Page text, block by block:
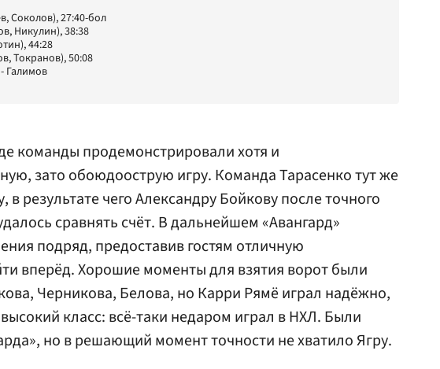
Соколов), 27:40-бол
Никулин), 38:38
44:28
Токранов), 50:08
Галимов
команды продемонстрировали хотя и
зато обоюдоострую игру. Команда Тарасенко тут же
в результате чегоАлександру Бойковупосле точного
сравнять счёт. В дальнейшем «Авангард»
подряд, предоставив гостям отличную
вперёд. Хорошие моменты для взятия ворот были
Черникова, Белова, но Карри Рямё играл надёжно,
класс: всё-таки недаром играл в НХЛ. Были
но в решающий момент точности не хватило Ягру.